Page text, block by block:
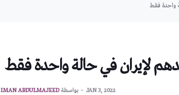
واحدة فقط
لإيران في حالة واحدة فقط
JAN 3, 2022 بواسطةIMAN ABDULMAJEED